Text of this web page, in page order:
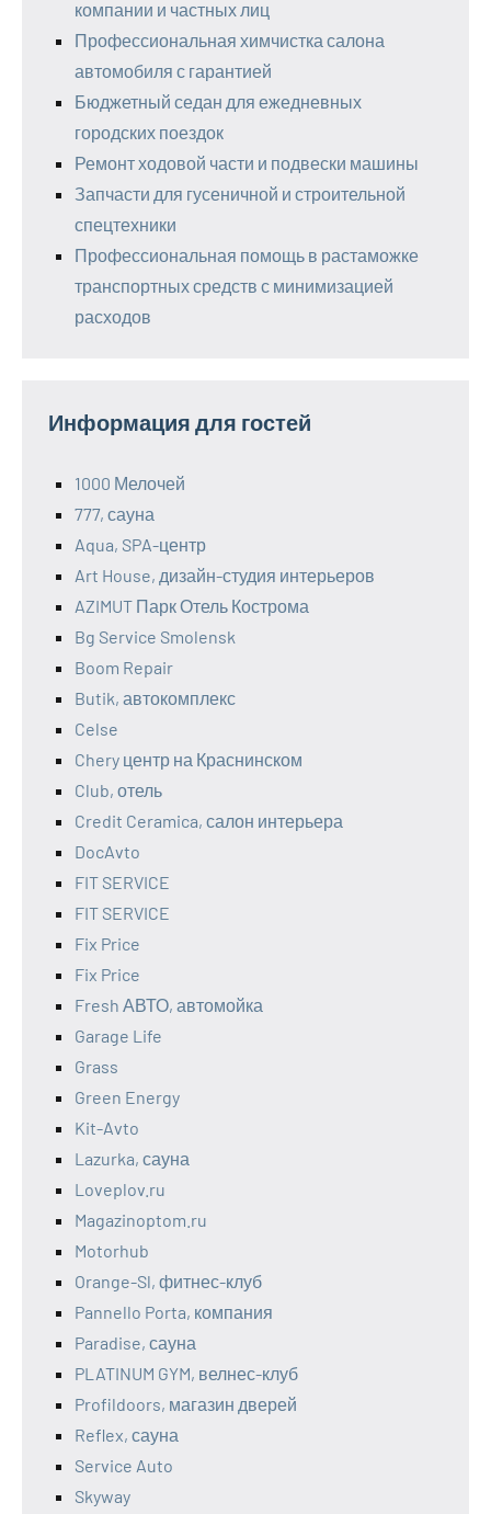
компании и частных лиц
Профессиональная химчистка салона
автомобиля с гарантией
Бюджетный седан для ежедневных
городских поездок
Ремонт ходовой части и подвески машины
Запчасти для гусеничной и строительной
спецтехники
Профессиональная помощь в растаможке
транспортных средств с минимизацией
расходов
Информация для гостей
1000 Мелочей
777, сауна
Aqua, SPA-центр
Art House, дизайн-студия интерьеров
AZIMUT Парк Отель Кострома
Bg Service Smolensk
Boom Repair
Butik, автокомплекс
Celse
Chery центр на Краснинском
Club, отель
Credit Ceramica, салон интерьера
DocAvto
FIT SERVICE
FIT SERVICE
Fix Price
Fix Price
Fresh АВТО, автомойка
Garage Life
Grass
Green Energy
Kit-Avto
Lazurka, сауна
Loveplov.ru
Magazinoptom.ru
Motorhub
Orange-Sl, фитнес-клуб
Pannello Porta, компания
Paradise, сауна
PLATINUM GYM, велнес-клуб
Profildoors, магазин дверей
Reflex, сауна
Service Auto
Skyway